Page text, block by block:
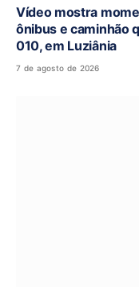
Vídeo mostra
ônibus e caminhão
010, em Luziânia
7 de agosto de 2026